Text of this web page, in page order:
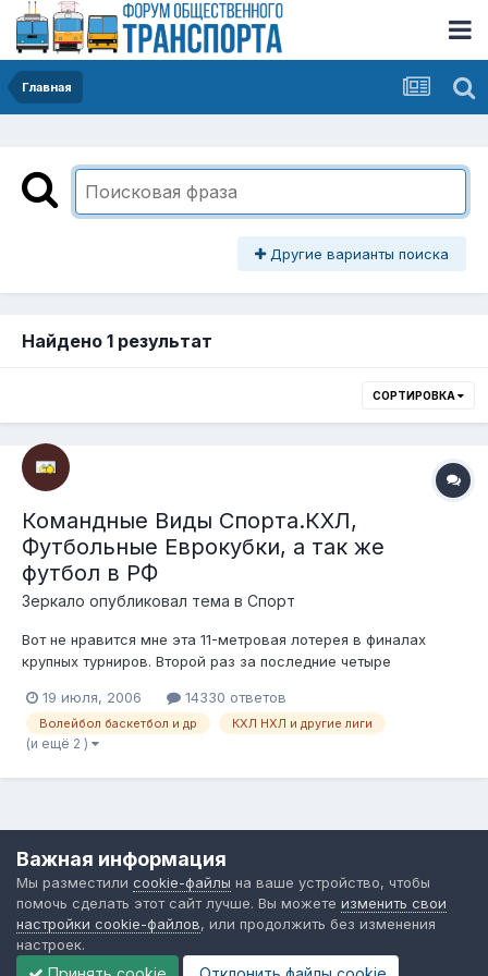
Главная
Другие варианты поиска
Найдено 1 результат
СОРТИРОВКА
Командные Виды Спорта.КХЛ,
Футбольные Еврокубки, а так же
футбол в РФ
Зеркало опубликовал тема в Спорт
Вот не нравится мне эта 11-метровая лотерея в финалах
крупных турниров. Второй раз за последние четыре
этому шло, если бы судья на последних минутах пенальти не
придумал в ворота аргентинцев. Мое мнение - вернуться к
позабытому (после 197...
19 июля, 2006 14330 ответов
Волейбол баскетбол и др КХЛ НХЛ и другие лиги
(и ещё 2 )
Форум общественного транспорта
Powered by Invision Community
Важная информация
Мы разместили cookie-файлы на ваше устройство, чтобы
помочь сделать этот сайт лучше. Вы можете изменить свои
настройки cookie-файлов, или продолжить без изменения
настроек.